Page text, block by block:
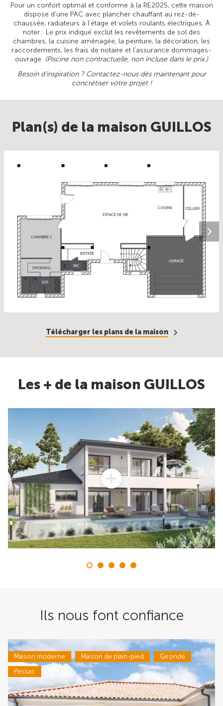
Pour un confort optimal et conforme à la RE2025, cette maison
dispose d’une PAC avec plancher chauffant au rez-de-
chaussée, radiateurs à l’étage et volets roulants électriques. À
noter : Le prix indiqué exclut les revêtements de sol des
chambres, la cuisine aménagée, la peinture, la décoration, les
raccordements, les frais de notaire et l’assurance dommages-
ouvrage. (Piscine non contractuelle, non incluse dans le prix.)
Besoin d’inspiration ? Contactez-nous dès maintenant pour
concrétiser votre projet !
Plan(s) de la maison GUILLOS
Télécharger les plans de la maison
Les + de la maison GUILLOS
Ils nous font confiance
Maison moderne Maison de plain-pied
Gironde
Pessac